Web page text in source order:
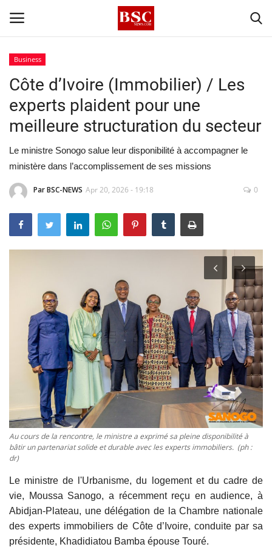
Accueil
Contact
A propos
Business
Sublimes cerveaux
Sport
Autr'Actu
Business
Côte d’Ivoire (Immobilier) / Les
experts plaident pour une
meilleure structuration du secteur
Le ministre Sonogo salue leur disponibilité à accompagner le
ministère dans l’accomplissement de ses missions
Par BSC-NEWS Apr 20, 2026 - 19:18 0
Au cours de la rencontre, le ministre a exprimé sa pleine disponibilité à
bâtir un partenariat solide et durable avec les experts immobiliers. (ph :
dr)
Le ministre de l'Urbanisme, du logement et du cadre de
vie, Moussa Sanogo, a récemment reçu en audience, à
Abidjan-Plateau, une délégation de la Chambre nationale
des experts immobiliers de Côte d’Ivoire, conduite par sa
présidente, Khadidiatou Bamba épouse Touré.